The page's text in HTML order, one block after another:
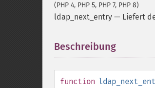
(PHP 4, PHP 5, PHP 7, PHP 8)
ldap_next_entry — Liefert
Beschreibung
function